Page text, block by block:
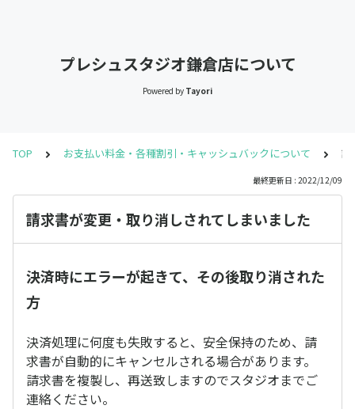
プレシュスタジオ鎌倉店について
Powered by Tayori
TOP お支払い料金・各種割引・キャッシュバックについて 請
最終更新日 : 2022/12/09
請求書が変更・取り消しされてしまいました
決済時にエラーが起きて、その後取り消された
方
決済処理に何度も失敗すると、安全保持のため、請
求書が自動的にキャンセルされる場合があります。
請求書を複製し、再送致しますのでスタジオまでご
連絡ください。